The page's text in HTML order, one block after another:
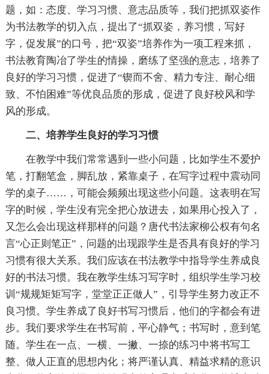
题，如：态度、学习习惯、意志品质等，我们把抓双姿作
为书法教学的切入点，提出了“抓双姿，养习惯，写好
字，促发展”的口号，把“双姿”培养作为一项工程来抓，
书法教育陶冶了学生的情操，磨练了坚强的意志，培养了
良好的学习习惯，促进了“锲而不舍、精力专注、耐心细
致、不怕困难”等优良品质的形成，促进了良好校风和学
风的形成。
二、培养学生良好的学习习惯
在教学中我们常常遇到一些小问题，比如学生不爱护
笔，打翻笔盒，脚乱放，紧靠桌子，在写字过程中震动同
学的桌子……，可能会频频出现这些小问题。这表明在写
字的时候，学生没有完全把心放进去，如果用心投入了，
又怎么会出现这样那样的问题？唐代书法家柳公权有句名
言“心正则笔正”，问题的出现跟学生是否具有良好的学习
习惯有很大关系。我们应该在书法教学中指导学生养成良
好的书法习惯。我在教学生练习写字时，组织学生学习校
训“规规矩矩写字，堂堂正正做人”，引导学生努力改正不
良习惯。学生养成了良好书写习惯后，他们的字都会有进
步。我们要求学生在书写前，平心静气；书写时，意到笔
随。学生在一点、一横、一撇、一捺的练习中将书写工
整、做人正直的思想内化；将严谨认真、精益求精的意识